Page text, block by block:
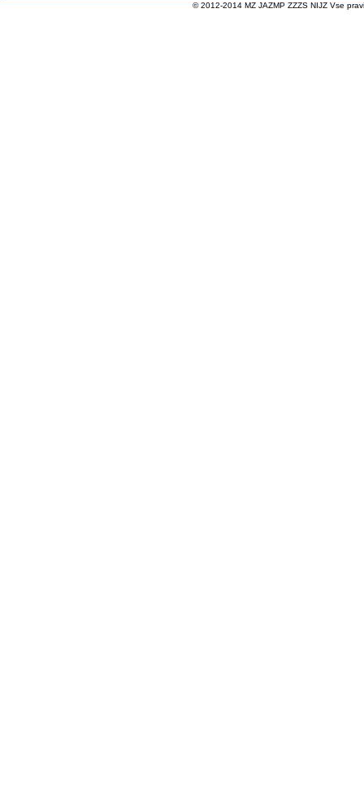
© 2012-2014 MZ JAZMP ZZZS NIJZ Vse